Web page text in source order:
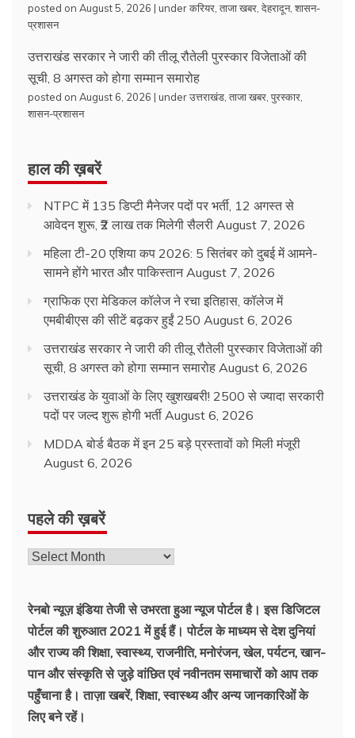
posted on August 5, 2026 | underकरियर ताजा खबर देहरादून, शासन-
प्रशासन
उत्तराखंड सरकार ने जारी की तीलू रौतेली पुरस्कार विजेताओं की
सूची, 8 अगस्त को होगा सम्मान समारोह
posted on August 6, 2026 | underउत्तराखंड ताजा खबर पुरस्कार
शासन-प्रशासन
हाल की ख़बरें
NTPC में 135 डिप्टी मैनेजर पदों पर भर्ती, 12 अगस्त से
आवेदन शुरू, ₹2 लाख तक मिलेगी सैलरी August 7, 2026
महिला टी-20 एशिया कप 2026: 5 सितंबर को दुबई में आमने-
सामने होंगे भारत और पाकिस्तान August 7, 2026
ग्राफिक एरा मेडिकल कॉलेज ने रचा इतिहास, कॉलेज में
एमबीबीएस की सीटें बढ़कर हुईं 250 August 6, 2026
उत्तराखंड सरकार ने जारी की तीलू रौतेली पुरस्कार विजेताओं की
सूची, 8 अगस्त को होगा सम्मान समारोह August 6, 2026
उत्तराखंड के युवाओं के लिए खुशखबरी! 2500 से ज्यादा सरकारी
पदों पर जल्द शुरू होगी भर्ती August 6, 2026
MDDA बोर्ड बैठक में इन 25 बड़े प्रस्तावों को मिली मंजूरी
August 6, 2026
पहले की ख़बरें
रेनबो न्यूज़ इंडिया तेजी से उभरता हुआ न्‍यूज पोर्टल है। इस डिजिटल
पोर्टल की शुरुआत 2021 में हुई हैं। पोर्टल के माध्यम से देश दुनियां
और राज्य की शिक्षा, स्वास्थ्य, राजनीति, मनोरंजन, खेल, पर्यटन, खान-
पान और संस्कृति से जुड़े वांछित एवं नवीनतम समाचारों को आप तक
पहुँचाना है। ताज़ा खबरें, शिक्षा, स्वास्थ्य और अन्य जानकारिओं के
लिए बने रहें।